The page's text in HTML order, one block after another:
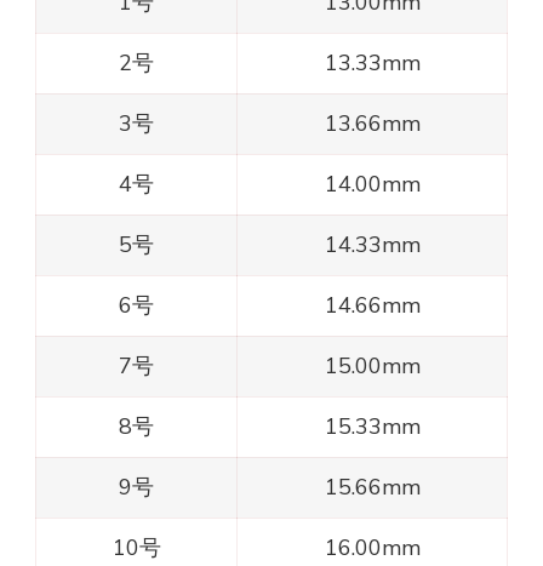
2号 13.33mm
3号 13.66mm
4号 14.00mm
5号 14.33mm
6号 14.66mm
7号 15.00mm
8号 15.33mm
9号 15.66mm
10号 16.00mm